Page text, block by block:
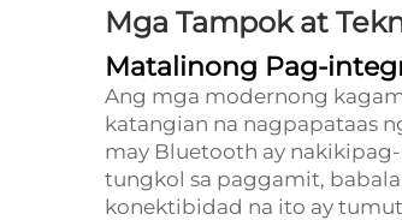
Mga Tampok at
Matalinong Pag-
Ang mga modernong
katangian na nagpapataas
may Bluetooth ay
tungkol sa paggamit,
konektibidad na ito ay